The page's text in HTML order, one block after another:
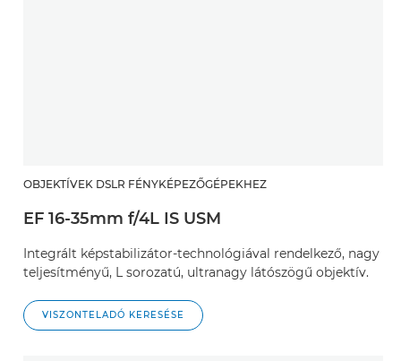
OBJEKTÍVEK DSLR FÉNYKÉPEZŐGÉPEKHEZ
EF 16-35mm f/4L IS USM
Integrált képstabilizátor-technológiával rendelkező, nagy
teljesítményű, L sorozatú, ultranagy látószögű objektív.
VISZONTELADÓ KERESÉSE